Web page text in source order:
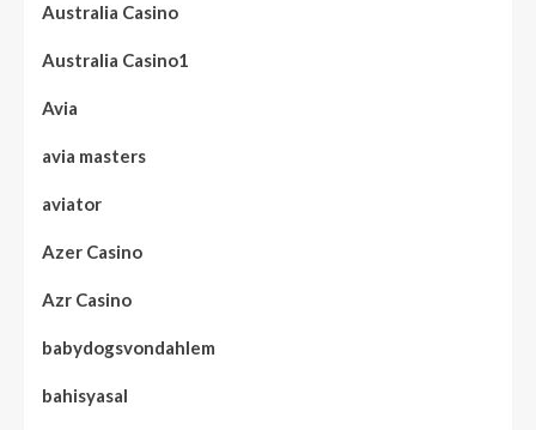
Australia Casino
Australia Casino1
Avia
avia masters
aviator
Azer Casino
Azr Casino
babydogsvondahlem
bahisyasal